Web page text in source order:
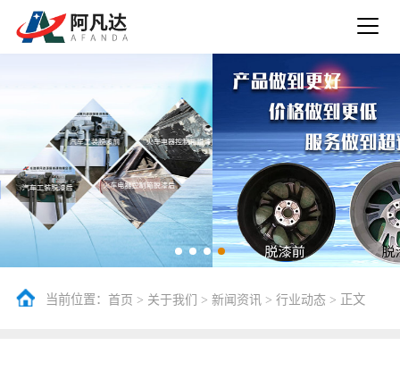
当前位置： 首页 > 关于我们 > 新闻资讯 > 行业动态> 正文